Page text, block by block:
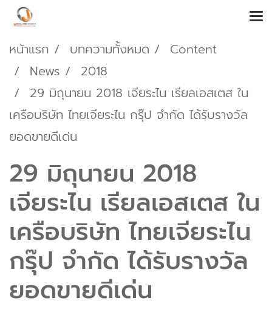
หน้าแรก บทความทั้งหมด
Content
News
2018
29 มิถุนายน 2018 เจียระไน เรียลเอสเตส ใน
เครือบริษัท ไทยเจียระไน กรุ๊ป จำกัด ได้รับรางวัล
ยอดขายดีเด่น
29 มิถุนายน 2018
เจียระไน เรียลเอสเตส ใน
เครือบริษัท ไทยเจียระไน
กรุ๊ป จำกัด ได้รับรางวัล
ยอดขายดีเด่น